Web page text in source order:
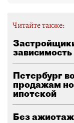
Читайте также:
Петербург
продажам
ипотекой
Без